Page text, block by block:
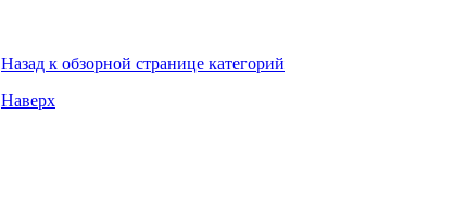
Назад к обзорной странице категорий
Наверх